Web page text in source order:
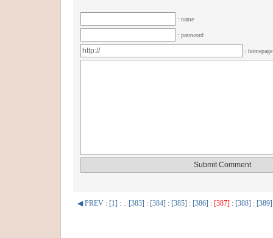
: name
: password
:
◀ PREV : [1] : .. [383] : [384] : [385] : [386] : [387] : [388] : [389]